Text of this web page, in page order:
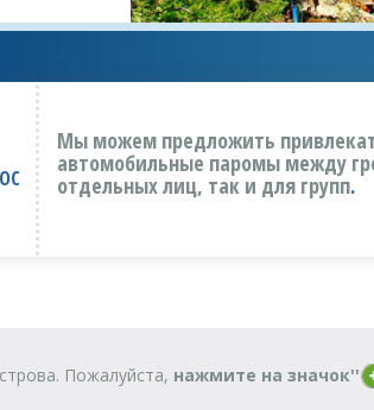
Мы можем предложить
автомобильные паромы между
отдельных лиц, так и для групп.
Пожалуйста, нажмите на значок''